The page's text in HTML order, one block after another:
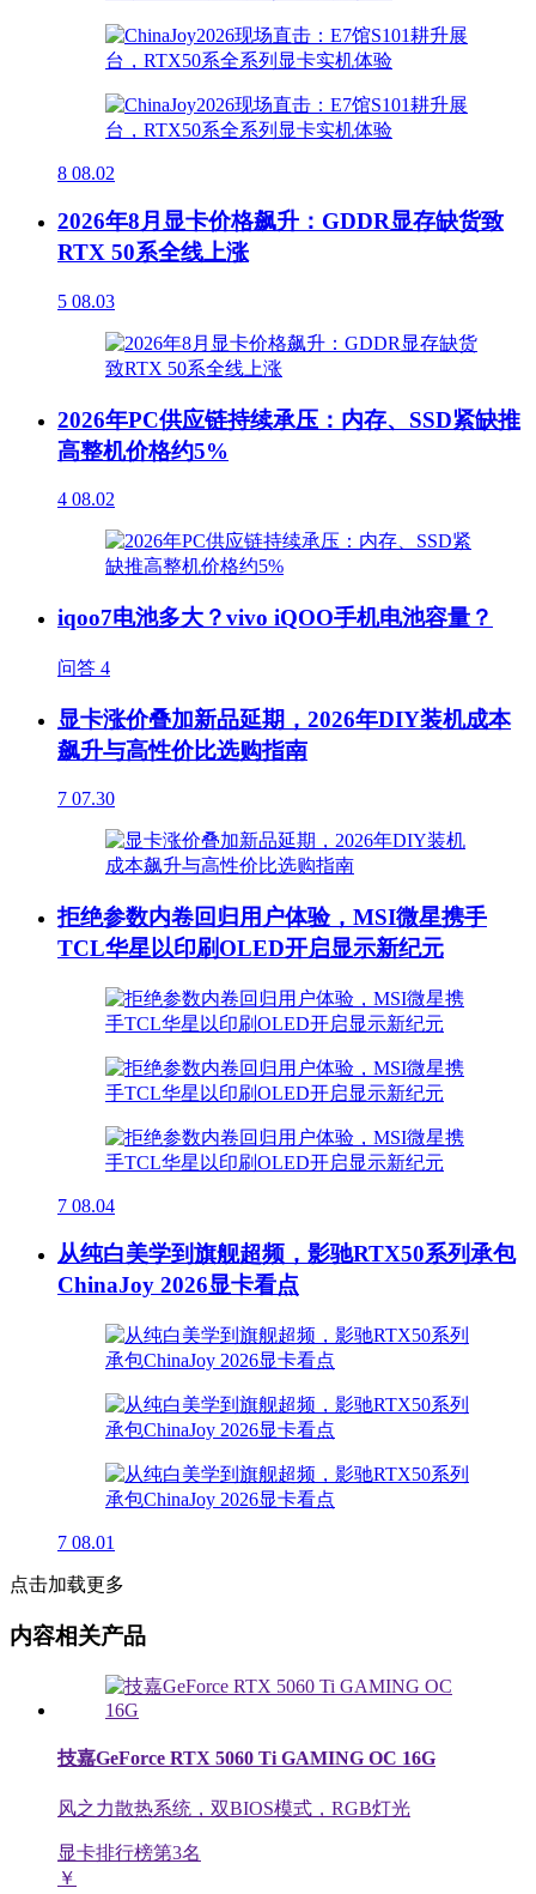
8 08.02
2026年8月显卡价格飙升：GDDR显存缺货致
RTX 50系全线上涨
5 08.03
2026年PC供应链持续承压：内存、SSD紧缺推
高整机价格约5%
4 08.02
iqoo7电池多大？vivo iQOO手机电池容量？
问答 4
显卡涨价叠加新品延期，2026年DIY装机成本
飙升与高性价比选购指南
7 07.30
拒绝参数内卷回归用户体验，MSI微星携手
TCL华星以印刷OLED开启显示新纪元
7 08.04
从纯白美学到旗舰超频，影驰RTX50系列承包
ChinaJoy 2026显卡看点
7 08.01
点击加载更多
内容相关产品
技嘉GeForce RTX 5060 Ti GAMING OC 16G
风之力散热系统，双BIOS模式，RGB灯光
显卡排行榜第3名
￥